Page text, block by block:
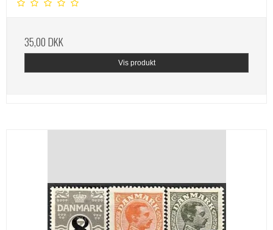
35,00 DKK
Vis produkt